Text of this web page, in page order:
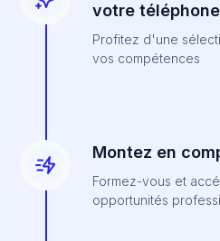
votre téléphone
Profitez d'une
vos compétences
Montez en
Formez-vous et
opportunités